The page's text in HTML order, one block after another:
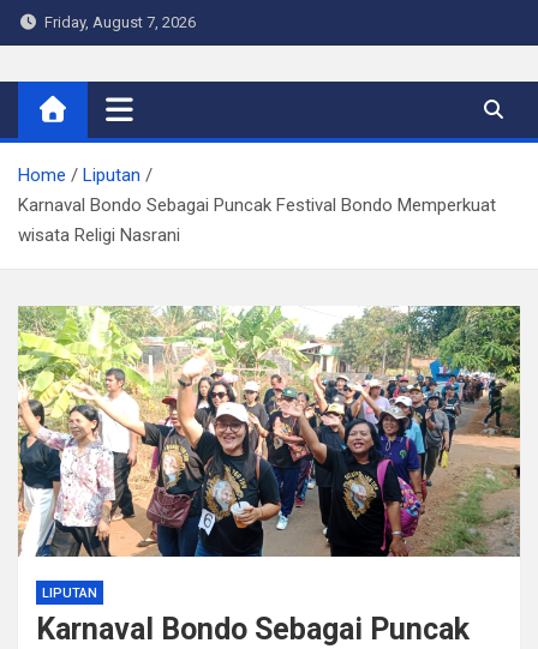
Skip
to
Friday, August 7, 2026
Warta Indo
Home
Liputan
Karnaval Bondo Sebagai Puncak Festival Bondo Memperkuat
wisata Religi Nasrani
LIPUTAN
Karnaval Bondo Sebagai Puncak